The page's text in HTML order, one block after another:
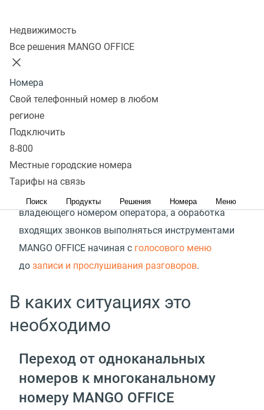
Недвижимость
Все решения MANGO OFFICE
Номера
Свой телефонный номер в любом
регионе
Подключить
8-800
Местные городские номера
Тарифы на связь
Поиск Продукты Решения Номера Меню
Подключить
Какие номера можно
подключить?
К Виртуальной АТС MANGO OFFICE можно
операторов связи. При этом стоимость исходящих
владеющего номером оператора, а обработка
входящих звонков выполняться инструментами
MANGO OFFICE начиная с голосового меню
до записи и прослушивания разговоров.
В каких ситуациях это
необходимо
Переход от одноканальных
номеров к многоканальному
номеру MANGO OFFICE